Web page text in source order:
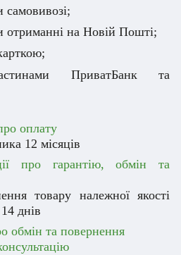
отриманні на Новій Пошті;
ПриватБанк та
оплату
12 місяців
про гарантію, обмін та
товару належної якості
днів
обмін та повернення